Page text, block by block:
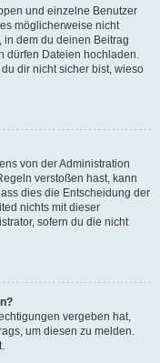
und einzelne Benutzer
möglicherweise nicht
dem du deinen Beitrag
dürfen Dateien hochladen.
dir nicht sicher bist, wieso
von der Administration
verstoßen hast, kann
dies die Entscheidung der
nichts mit dieser
sofern du die nicht
vergeben hat,
um diesen zu melden.